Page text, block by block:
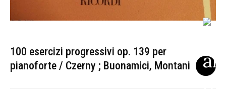
100 esercizi progressivi op. 139 per
pianoforte / Czerny ; Buonamici, Montani